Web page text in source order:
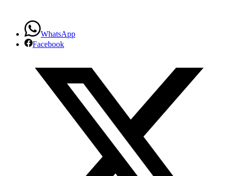
WhatsApp
Facebook